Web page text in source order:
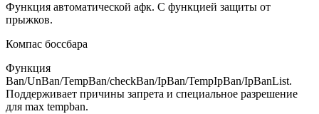
Функция автоматической афк. С функцией защиты от
прыжков.
Компас боссбара
Функция
Ban/UnBan/TempBan/checkBan/IpBan/TempIpBan/IpBanList.
Поддерживает причины запрета и специальное разрешение
для max tempban.